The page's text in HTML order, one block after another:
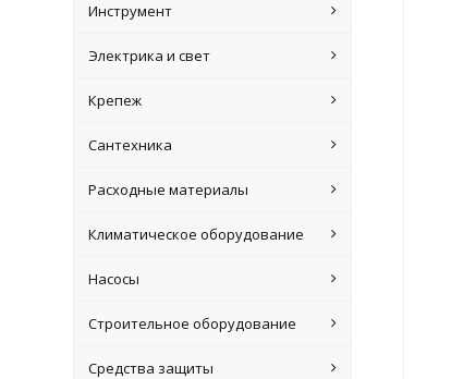
Инструмент
Электрика и свет
Крепеж
Сантехника
Расходные материалы
Климатическое оборудование
Насосы
Строительное оборудование
Средства защиты